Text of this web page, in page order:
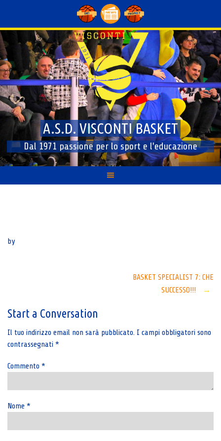
content
A.S.D. VISCONTI BASKET
Dal 1971 passione per lo sport e l'educazione
by
BASKET SPECIALIST 7: CHE
SUCCESSO!!!
→
Start a Conversation
Il tuo indirizzo email non sarà pubblicato. I campi obbligatori sono
contrassegnati *
Commento *
Nome *